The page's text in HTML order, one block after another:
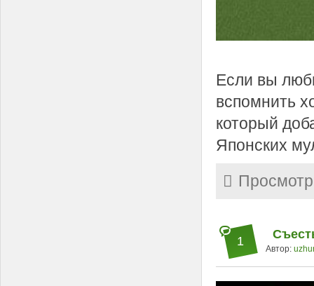
Если вы
вспомнить
который
Японских
1
Автор: